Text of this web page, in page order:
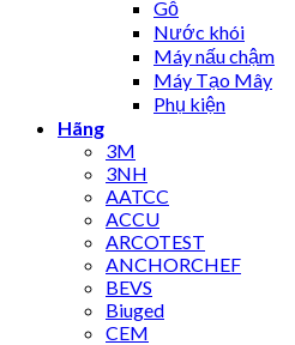
Gỗ
Nước khói
Máy nấu chậm
Máy Tạo Mây
Phụ kiện
Hãng
3M
3NH
AATCC
ACCU
ARCOTEST
ANCHORCHEF
BEVS
Biuged
CEM